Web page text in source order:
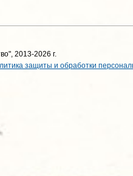
2013-2026 г.
защиты и обработки